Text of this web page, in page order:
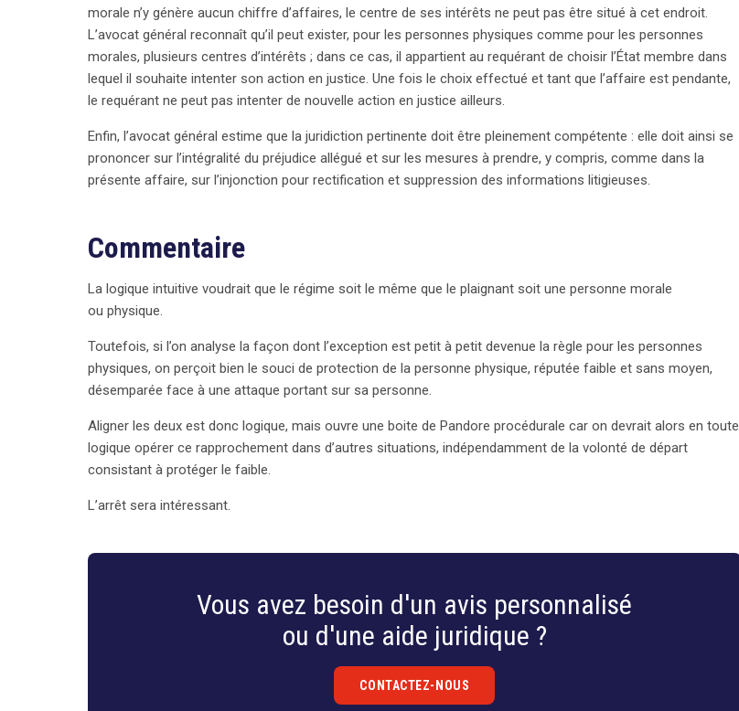
morale n’y génère aucun chiffre d’affaires, le centre de ses intérêts ne peut pas être situé à cet endroit.
L’avocat général reconnaît qu’il peut exister, pour les personnes physiques comme pour les personnes
morales, plusieurs centres d’intérêts ; dans ce cas, il appartient au requérant de choisir l’État membre dans
lequel il souhaite intenter son action en justice. Une fois le choix effectué et tant que l’affaire est pendante,
le requérant ne peut pas intenter de nouvelle action en justice ailleurs.
Enfin, l’avocat général estime que la juridiction pertinente doit être pleinement compétente : elle doit ainsi se
prononcer sur l’intégralité du préjudice allégué et sur les mesures à prendre, y compris, comme dans la
présente affaire, sur l’injonction pour rectification et suppression des informations litigieuses.
Commentaire
La logique intuitive voudrait que le régime soit le même que le plaignant soit une personne morale
ou physique.
Toutefois, si l’on analyse la façon dont l’exception est petit à petit devenue la règle pour les personnes
physiques, on perçoit bien le souci de protection de la personne physique, réputée faible et sans moyen,
désemparée face à une attaque portant sur sa personne.
Aligner les deux est donc logique, mais ouvre une boite de Pandore procédurale car on devrait alors en toute
logique opérer ce rapprochement dans d’autres situations, indépendamment de la volonté de départ
consistant à protéger le faible.
L’arrêt sera intéressant.
Vous avez besoin d'un avis personnalisé
ou d'une aide juridique ?
CONTACTEZ-NOUS